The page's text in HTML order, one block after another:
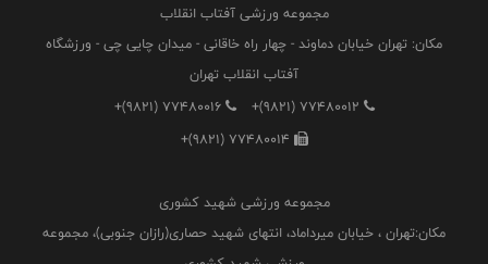
مجموعه ورزشی آفتاب انقلاب
مکان: تهران خیابان دماوند - چهار راه خاقانی - میدان چایی چی - ورزشگاه
آفتاب انقلاب تهران
+(9821) 77480012
+(9821) 77480016
+(9821) 77480014
مجموعه ورزشی شهید کشوری
مکان:تهران ، خیابان میرداماد، انتهای شهید حصاری(رازان جنوبی)، مجموعه